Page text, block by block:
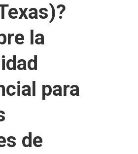
la
para
de